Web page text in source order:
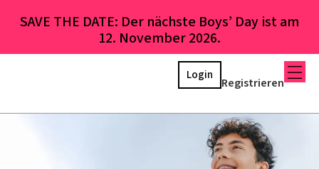
SAVE THE DATE: Der nächste Boys’ Day ist am
12. November 2026.
Registrieren
Login